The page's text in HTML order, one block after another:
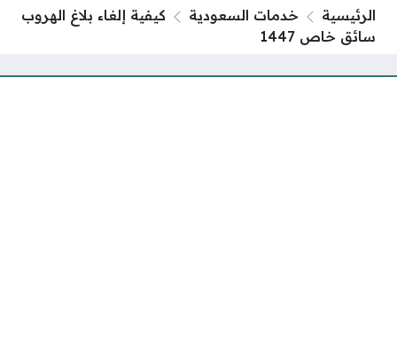
الرئيسية خدمات السعودية
كيفية إلغاء بلاغ الهروب
سائق خاص 1447